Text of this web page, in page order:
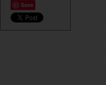
Save